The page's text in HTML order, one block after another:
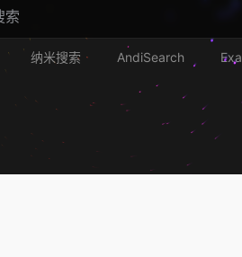
纳米搜索 AndiSearch Exa